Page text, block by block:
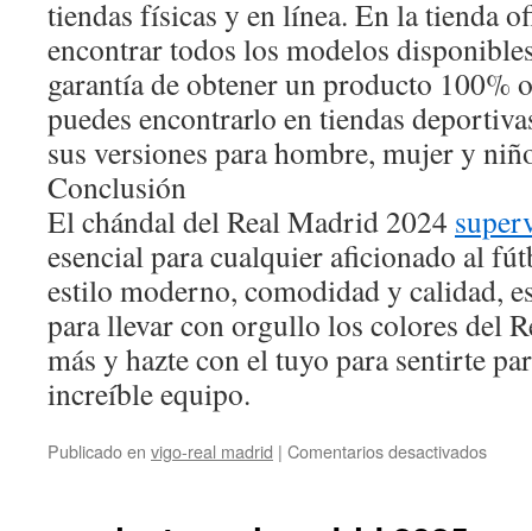
tiendas físicas y en línea. En la tienda
encontrar todos los modelos
garantía de obtener un producto 100%
puedes encontrarlo en tiendas
sus versiones para hombre, mujer y
Conclusión
El chándal del Real Madrid 2024
esencial para cualquier aficionado al
estilo moderno, comodidad y calidad,
para llevar con orgullo los colores del
más y hazte con el tuyo para sentirte
increíble equipo.
Publicado en vigo-real madrid | Comentarios desactivadosen